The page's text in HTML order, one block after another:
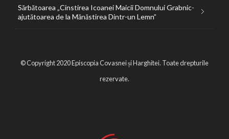
Sărbătoarea „Cinstirea Icoanei Maicii Domnului Grabnic-
ajutătoarea de la Mănăstirea Dintr-un Lemn”
© Copyright 2020 Episcopia Covasnei și Harghitei. Toate drepturile
rezervate.